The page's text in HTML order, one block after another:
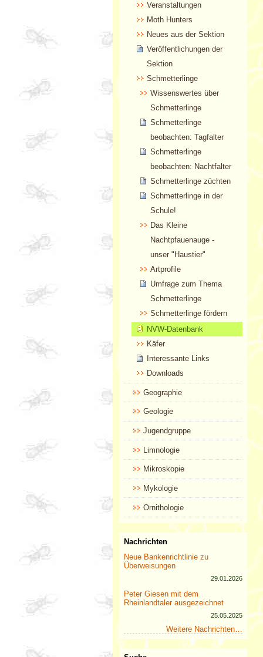
Veranstaltungen
Moth Hunters
Neues aus der Sektion
Veröffentlichungen der
Sektion
Schmetterlinge
Wissenswertes über
Schmetterlinge
Schmetterlinge
beobachten: Tagfalter
Schmetterlinge
beobachten: Nachtfalter
Schmetterlinge züchten
Schmetterlinge in der
Schule!
Das Kleine
Nachtpfauenauge -
unser "Haustier"
Artprofile
Umfrage zum Thema
Schmetterlinge
Schmetterlinge fördern
NVW-Datenbank
Käfer
Interessante Links
Downloads
Geographie
Geologie
Jugendgruppe
Limnologie
Mikroskopie
Mykologie
Ornithologie
Nachrichten
Neue Bankenrichtlinie zu
Überweisungen
29.01.2026
Peter Giesen mit dem
Rheinlandtaler ausgezeichnet
25.05.2025
Weitere Nachrichten…